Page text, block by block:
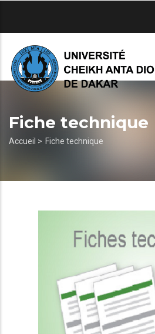
principal
Fiche technique
Fil
Accueil > Fiche technique